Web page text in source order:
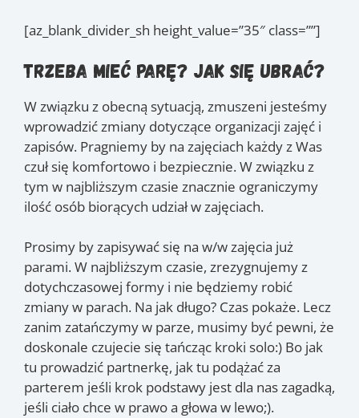
[az_blank_divider_sh height_value=”35″ class=””]
Trzeba mieć parę? Jak się ubrać?
W związku z obecną sytuacją, zmuszeni jesteśmy
wprowadzić zmiany dotyczące organizacji zajęć i
zapisów. Pragniemy by na zajęciach każdy z Was
czuł się komfortowo i bezpiecznie. W związku z
tym w najbliższym czasie znacznie ograniczymy
ilość osób biorących udział w zajęciach.
Prosimy by zapisywać się na w/w zajęcia już
parami. W najbliższym czasie, zrezygnujemy z
dotychczasowej formy i nie będziemy robić
zmiany w parach. Na jak długo? Czas pokaże. Lecz
zanim zatańczymy w parze, musimy być pewni, że
doskonale czujecie się tańcząc kroki solo:) Bo jak
tu prowadzić partnerkę, jak tu podążać za
parterem jeśli krok podstawy jest dla nas zagadką,
jeśli ciało chce w prawo a głowa w lewo;).